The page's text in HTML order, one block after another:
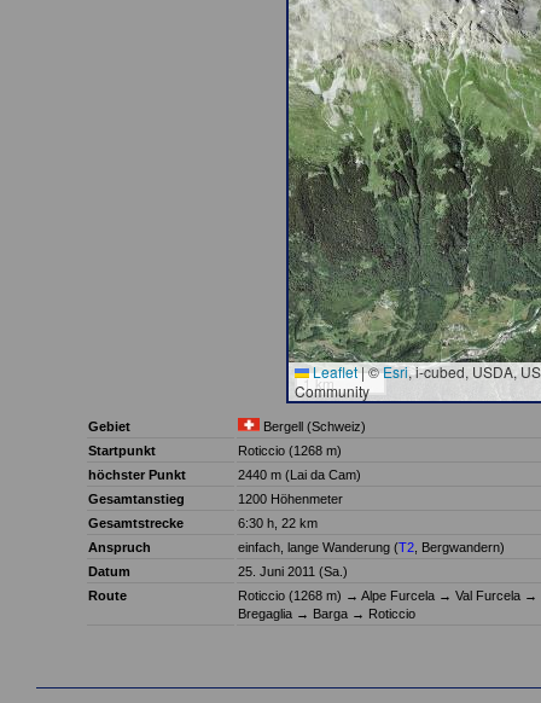
1 km
Leaflet|©Esri, i-cubed, USDA,
Community
Gebiet
Bergell (Schweiz)
Startpunkt
Roticcio (1268 m)
höchster Punkt
2440 m (Lai da Cam)
Gesamtanstieg
1200 Höhenmeter
Gesamtstrecke
6:30 h, 22 km
Anspruch
einfach, lange Wanderung (T2 , Bergwandern)
Datum
25. Juni 2011 (Sa.)
Route
Roticcio (1268 m) → Alpe Furcela → Val Furcela →
Bregaglia → Barga → Roticcio